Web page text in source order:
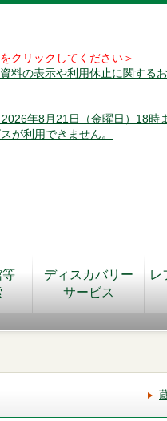
クリックしてください＞
料の表示や利用休止に関する
年8月21日（金曜日）18時
が利用できません。
ディスカバリー
サービス
レ